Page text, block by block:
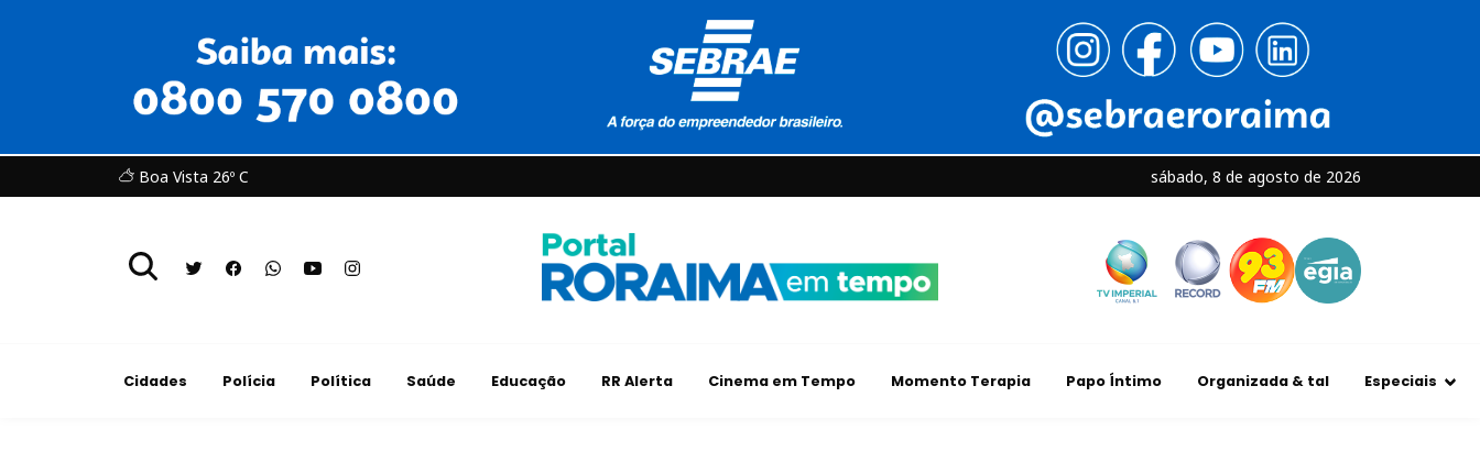
Boa Vista 26º C sábado, 8 de agosto de 2026
Cidades Polícia Política Saúde Educação RR Alerta Cinema em Tempo Momento Terapia Papo Íntimo Organizada & tal Especiais